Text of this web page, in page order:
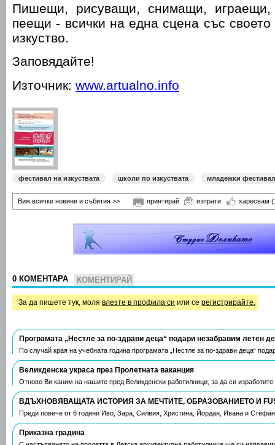
Пишещи, рисуващи, снимащи, играещи,
пеещи - всички на една сцена със своето
изкуство.
Заповядайте!
Източник: www.artualno.info
фестивал на изкуствата школи по изкуствата младежки фестивал
Виж всички новини и събития >> принтирай изпрати харесвам
0 КОМЕНТАРА КОМЕНТИРАЙ
За да пишете тук, моля влезте в профила си или се регистрирайте.
Програмата „Нестле за по-здрави деца“ подари незабравим летен
По случай края на учебната година програмата „Нестле за по-здрави деца“
Великденска украса през Пролетната ваканция
Отново Ви каним на нашите пред Великденски работилници, за да си
ВДЪХНОВЯВАЩАТА ИСТОРИЯ ЗА МЕЧТИТЕ, ОБРАЗОВАНИЕТО И
Преди повече от 6 години Иво, Зара, Силвия, Христина, Йордан, Ивана и
Приказна градина